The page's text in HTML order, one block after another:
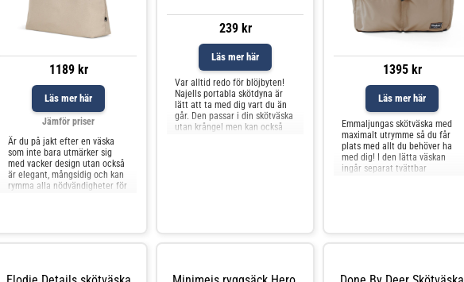
1189 kr
Läs mer här
Jämför priser
Är du på jakt efter en väska
som inte bara utmärker sig
med vacker design utan också
är elegant, mångsidig och kan
rymma alla nödvändigheter för
239 kr
Läs mer här
Var alltid redo för blöjbyten!
Najells portabla skötdyna är
lätt att ta med dig vart du än
går. Den passar i din skötväska
utan krångel men kan också
1395 kr
Läs mer här
Emmaljungas skötväska med
maximalt utrymme så du får
plats med allt du behöver ha
med dig! I den lätta väskan
ingår separat tvättbar